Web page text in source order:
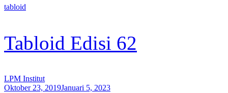
tabloid
Tabloid Edisi 62
LPM Institut
Oktober 23, 2019Januari 5, 2023